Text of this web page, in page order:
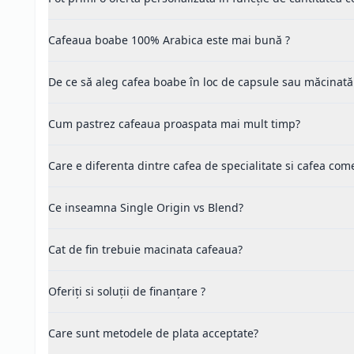
Cafeaua boabe 100% Arabica este mai bună ?
De ce să aleg cafea boabe în loc de capsule sau măcinată
Cum pastrez cafeaua proaspata mai mult timp?
Care e diferenta dintre cafea de specialitate si cafea
Ce inseamna Single Origin vs Blend?
Cat de fin trebuie macinata cafeaua?
Oferiți si soluții de finanțare ?
Care sunt metodele de plata acceptate?